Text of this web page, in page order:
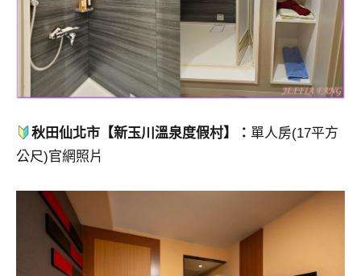
秋田仙北市【新玉川溫泉度假村】： 單人房(17平方
公尺)官網照片